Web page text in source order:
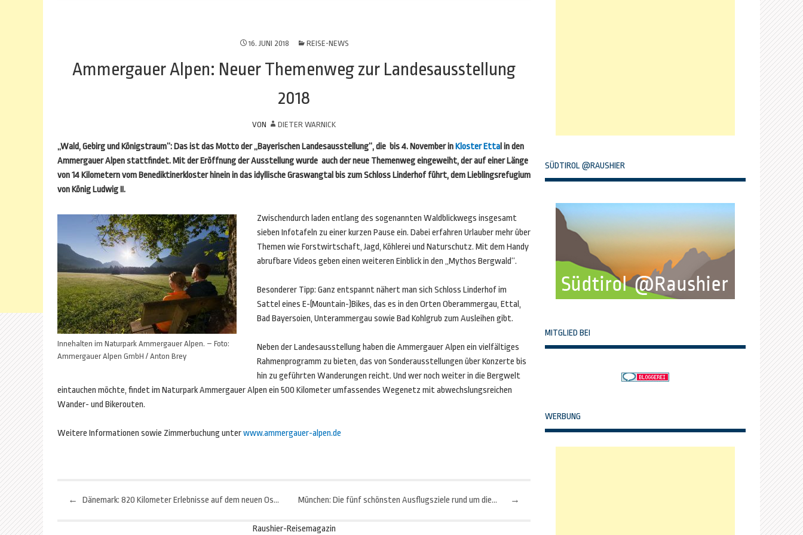
16. JUNI 2018 REISE-NEWS
Ammergauer Alpen: Neuer Themenweg zur Landesausstellung
2018
VON DIETER WARNICK
„Wald, Gebirg und Königstraum“: Das ist das Motto der „Bayerischen Landesausstellung“, die bis 4. November inKloster Etta l in den
Ammergauer Alpen stattfindet. Mit der Eröffnung der Ausstellung wurde auch der neue Themenweg eingeweiht, der auf einer Länge
von 14 Kilometern vom Benediktinerkloster hinein in das idyllische Graswangtal bis zum Schloss Linderhof führt, dem Lieblingsrefugium
von König Ludwig II.
Innehalten im Naturpark Ammergauer Alpen. – Foto:
Ammergauer Alpen GmbH / Anton Brey
Zwischendurch laden entlang des sogenannten Waldblickwegs insgesamt
sieben Infotafeln zu einer kurzen Pause ein. Dabei erfahren Urlauber mehr über
Themen wie Forstwirtschaft, Jagd, Köhlerei und Naturschutz. Mit dem Handy
abrufbare Videos geben einen weiteren Einblick in den „Mythos Bergwald“.
Besonderer Tipp: Ganz entspannt nähert man sich Schloss Linderhof im
Sattel eines E-(Mountain-)Bikes, das es in den Orten Oberammergau, Ettal,
Bad Bayersoien, Unterammergau sowie Bad Kohlgrub zum Ausleihen gibt.
Neben der Landesausstellung haben die Ammergauer Alpen ein vielfältiges
Rahmenprogramm zu bieten, das von Sonderausstellungen über Konzerte bis
hin zu geführten Wanderungen reicht. Und wer noch weiter in die Bergwelt
eintauchen möchte, findet im Naturpark Ammergauer Alpen ein 500 Kilometer umfassendes Wegenetz mit abwechslungsreichen
Wander- und Bikerouten.
Weitere Informationen sowie Zimmerbuchung unterwww.ammergauer-alpen.de
Beitragsnavigation
← Dänemark: 820 Kilometer Erlebnisse auf dem neuen Ostseeradweg →
München: Die fünf schönsten Ausflugsziele rund um die bayerische Landeshauptstadt
Raushier-Reisemagazin
SÜDTIROL @RAUSHIER
MITGLIED BEI
WERBUNG